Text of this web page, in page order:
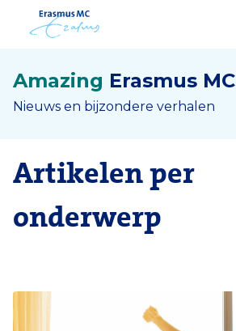
Amazing Erasmus MC
Nieuws en bijzondere verhalen
Artikelen per
onderwerp